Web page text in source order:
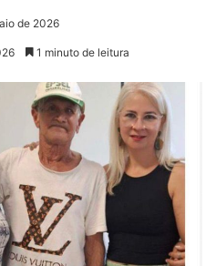
de 2026
1 minuto de leitura